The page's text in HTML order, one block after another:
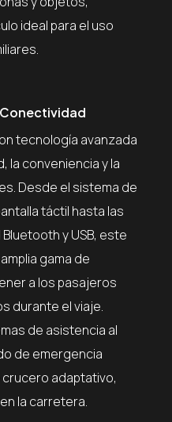
ideal para el uso
tecnología avanzada
la conveniencia y la
Desde el sistema de
táctil hasta las
y USB, este
gama de
a los pasajeros
durante el viaje.
de asistencia al
de emergencia
adaptativo,
la carretera.